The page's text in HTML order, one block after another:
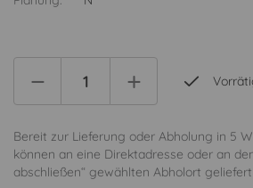
Bereit zur Lieferung oder Abholung in 5
können an eine Direktadresse oder an
abschließen“ gewählten Abholort